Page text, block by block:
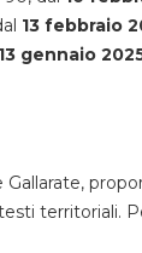
13 febbraio
13 gennaio
territoriali.